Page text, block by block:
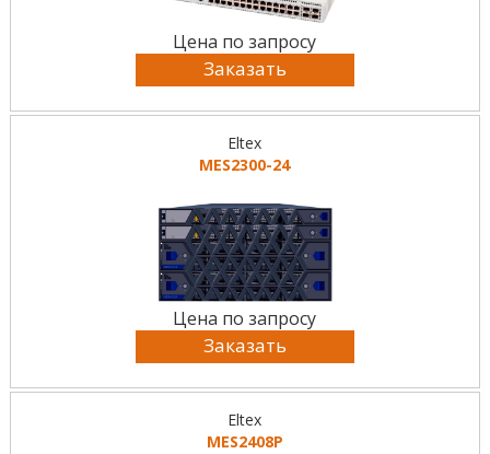
Цена по запросу
Заказать
Eltex
MES2300-24
Цена по запросу
Заказать
Eltex
MES2408P